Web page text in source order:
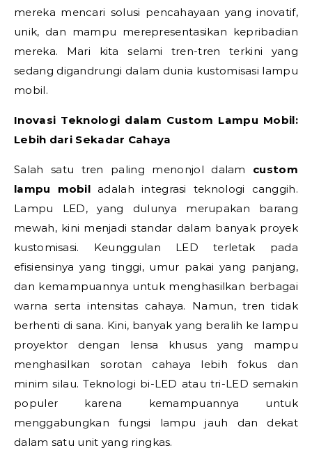
mereka mencari solusi pencahayaan yang inovatif,
unik, dan mampu merepresentasikan kepribadian
mereka. Mari kita selami tren-tren terkini yang
sedang digandrungi dalam dunia kustomisasi lampu
mobil.
Inovasi Teknologi dalam Custom Lampu Mobil:
Lebih dari Sekadar Cahaya
Salah satu tren paling menonjol dalam custom
lampu mobil adalah integrasi teknologi canggih.
Lampu LED, yang dulunya merupakan barang
mewah, kini menjadi standar dalam banyak proyek
kustomisasi. Keunggulan LED terletak pada
efisiensinya yang tinggi, umur pakai yang panjang,
dan kemampuannya untuk menghasilkan berbagai
warna serta intensitas cahaya. Namun, tren tidak
berhenti di sana. Kini, banyak yang beralih ke lampu
proyektor dengan lensa khusus yang mampu
menghasilkan sorotan cahaya lebih fokus dan
minim silau. Teknologi bi-LED atau tri-LED semakin
populer karena kemampuannya untuk
menggabungkan fungsi lampu jauh dan dekat
dalam satu unit yang ringkas.